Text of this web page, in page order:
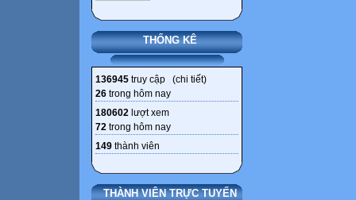
THỐNG KÊ
136945 truy cập (chi tiết)
26 trong hôm nay
180602 lượt xem
72 trong hôm nay
149 thành viên
THÀNH VIÊN TRỰC TUYẾN